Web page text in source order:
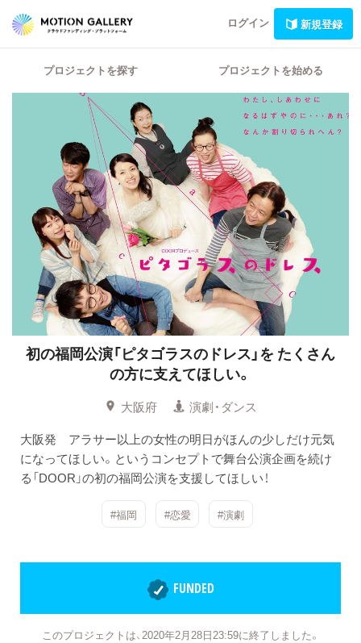
ログイン 新規登録
プロジェクトを探す プロジェクトを始める
初の福岡公演「ピタゴラスのドレス」を たくさん
の方に支えてほしい。
大阪府
演劇・ダンス
大阪発 アラサー以上の女性の明日がほんの少しだけ元気
になってほしい。というコンセプトで舞台公演企画を続け
る「DOOR」の初の福岡公演を支援してほしい！
#福岡 #恋愛 #演劇
FUNDED
このプロジェクトは、2020年2月28日23:59に終了しました。